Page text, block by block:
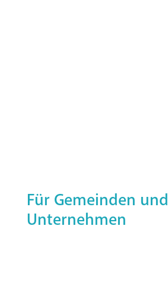
Für Gemeinden und
Unternehmen